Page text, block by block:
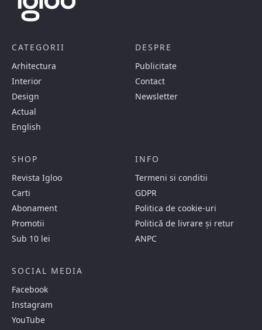
CATEGORII
Arhitectura
Interior
Design
Actual
English
DESPRE
Publicitate
Contact
Newsletter
SHOP
Revista Igloo
Carti
Abonament
Promotii
Sub 10 lei
INFO
Termeni si conditii
GDPR
Politica de cookie-uri
Politică de livrare și retur
ANPC
SOCIAL MEDIA
Facebook
Instagram
YouTube